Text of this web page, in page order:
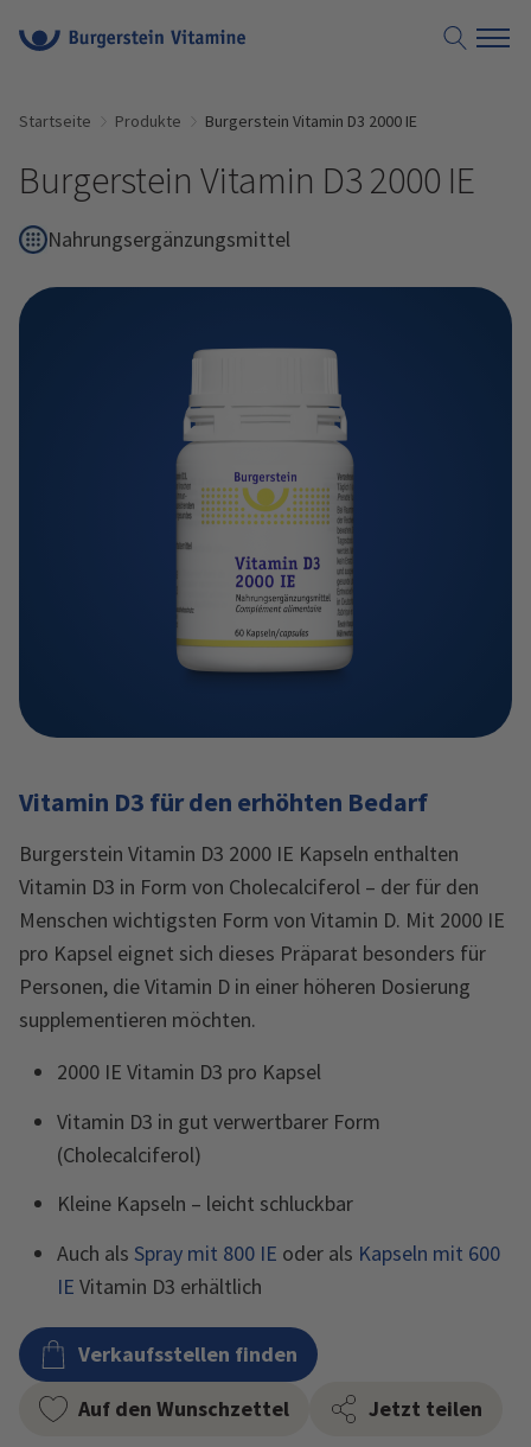
Suche
Startseite Produkte Burgerstein Vitamin D3 2000 IE
Burgerstein Vitamin D3 2000 IE
Nahrungsergänzungsmittel
Vitamin D3 für den erhöhten Bedarf
Burgerstein Vitamin D3 2000 IE Kapseln enthalten
Vitamin D3 in Form von Cholecalciferol – der für den
Menschen wichtigsten Form von Vitamin D. Mit 2000 IE
pro Kapsel eignet sich dieses Präparat besonders für
Personen, die Vitamin D in einer höheren Dosierung
supplementieren möchten.
2000 IE Vitamin D3 pro Kapsel
Vitamin D3 in gut verwertbarer Form
(Cholecalciferol)
Kleine Kapseln – leicht schluckbar
Auch als Spray mit 800 IE oder als Kapseln mit 600
IE Vitamin D3 erhältlich
Verkaufsstellen finden
Auf den Wunschzettel
Jetzt teilen